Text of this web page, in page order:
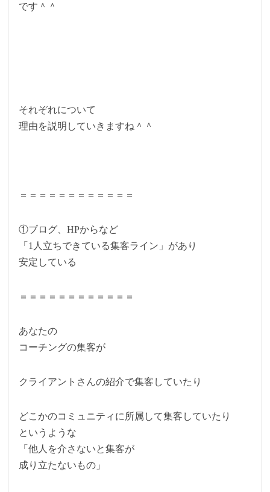
です＾＾
それぞれについて
理由を説明していきますね＾＾
＝＝＝＝＝＝＝＝＝＝＝＝
①ブログ、HPからなど
「1人立ちできている集客ライン」があり
安定している
＝＝＝＝＝＝＝＝＝＝＝＝
あなたの
コーチングの集客が
クライアントさんの紹介で集客していたり
どこかのコミュニティに所属して集客していたり
というような
「他人を介さないと集客が
成り立たないもの」